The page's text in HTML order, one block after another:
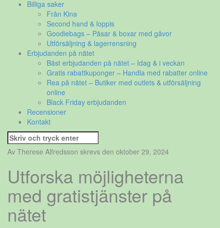
Billiga saker
Från Kina
Second hand & loppis
Goodiebags – Påsar & boxar med gåvor
Utförsäljning & lagerrensning
Erbjudanden på nätet
Bäst erbjudanden på nätet – Idag & i veckan
Gratis rabattkuponger – Handla med rabatter online
Rea på nätet – Butiker med outlets & utförsäljning
online
Black Friday erbjudanden
Recensioner
Kontakt
Sök
efter:
Av Therese Alfredsson skrevs den oktober 29, 2024
Utforska möjligheterna
med gratistjänster på
nätet